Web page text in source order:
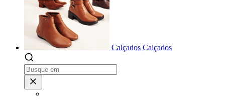
Calçados Calçados